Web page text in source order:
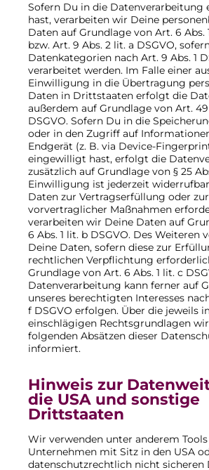
Sofern Du in die Datenverarbeitung
hast, verarbeiten wir Deine
Daten auf Grundlage von Art. 6 Abs.
bzw. Art. 9 Abs. 2 lit. a DSGVO,
Datenkategorien nach Art. 9 Abs. 1
verarbeitet werden. Im Falle einer
Einwilligung in die Übertragung
Daten in Drittstaaten erfolgt die
außerdem auf Grundlage von Art. 49
DSGVO. Sofern Du in die
oder in den Zugriff auf
Endgerät (z. B. via Device-
eingewilligt hast, erfolgt die
zusätzlich auf Grundlage von § 25
Einwilligung ist jederzeit
Daten zur Vertragserfüllung oder
vorvertraglicher Maßnahmen
verarbeiten wir Deine Daten auf
6 Abs. 1 lit. b DSGVO. Des Weiteren
Deine Daten, sofern diese zur
rechtlichen Verpflichtung
Grundlage von Art. 6 Abs. 1 lit. c
Datenverarbeitung kann ferner auf
unseres berechtigten Interesses
f DSGVO erfolgen. Über die jeweils
einschlägigen Rechtsgrundlagen
folgenden Absätzen dieser
informiert.
Hinweis zur
die USA und sonstige
Drittstaaten
Wir verwenden unter anderem
Unternehmen mit Sitz in den USA
datenschutzrechtlich nicht sicheren